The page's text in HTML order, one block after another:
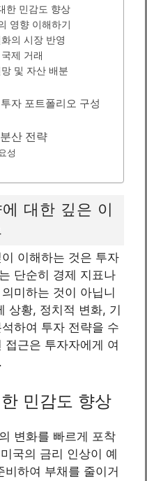
한 민감도 향상
영향 이해하기
의 시장 반영
제 거래
및 자산 배분
자 포트폴리오 구성
산 전략
성
대한 깊은 이
이해하는 것은 투자
단순히 경제 지표나
미하는 것이 아닙니
상황, 정치적 변화, 기
하여 투자 전략을 수
접근은 투자자에게 여
민감도 향상
변화를 빠르게 포착
국의 금리 인상이 예
하여 부채를 줄이거